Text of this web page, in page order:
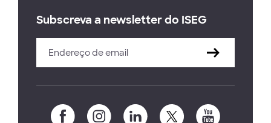
Subscreva a newsletter do ISEG